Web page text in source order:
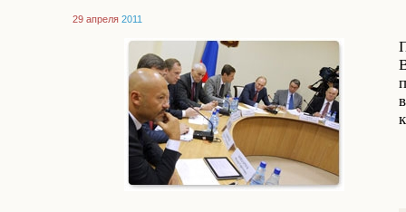
29 апреля 2011